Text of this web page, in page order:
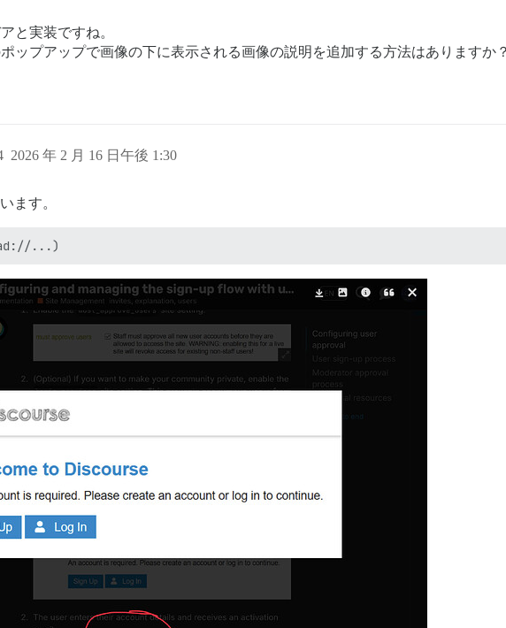
gallery/share-your-pictures/10`](https://canapin.discourse.diy/
gallery/share-your-pictures/10.json`](https://
たグループおよび許可されたカテゴリに制限されています。
まれません。
像ではないもの
ない投稿からのアップロード。つまり:
がウィスパーを見ることができない場合）
されません。
最小解像度は設定で変更可能）。
れます。
。
トピックギャラリープラグインを有効にします。|
トピックギャラリーへのアクセスが許可されているグル
と実装ですね。
ップアップで画像の下に表示される画像の説明を追加する方法はありますか？
2026 年 2 月 16 日午後 1:30
ます。